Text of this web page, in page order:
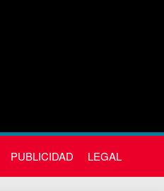
PUBLICIDAD LEGAL